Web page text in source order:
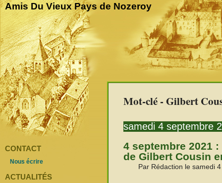
Amis Du Vieux Pays de Nozeroy
Mot-clé - Gilbert
samedi 4 septembre
4 septembre 2021
de Gilbert Cousin
Par Rédaction le samedi
CONTACT
Nous écrire
ACTUALITÉS